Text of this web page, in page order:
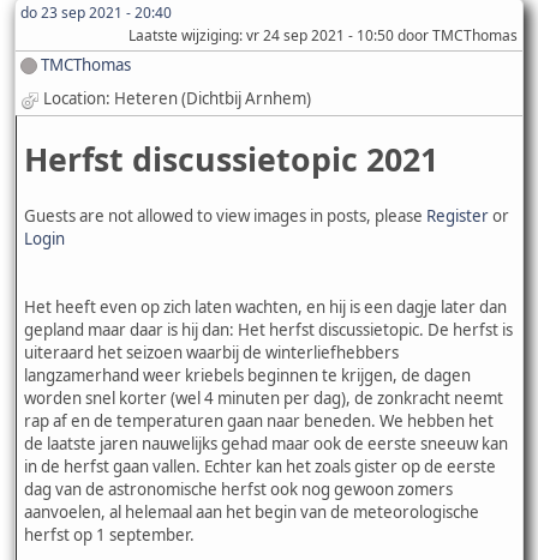
do 23 sep 2021 - 20:40
Laatste wijziging: vr 24 sep 2021 - 10:50 door TMCThomas
TMCThomas
Location: Heteren (Dichtbij Arnhem)
Herfst discussietopic 2021
Guests are not allowed to view images in posts, please Registeror
Login
Het heeft even op zich laten wachten, en hij is een dagje later dan
gepland maar daar is hij dan: Het herfst discussietopic. De herfst is
uiteraard het seizoen waarbij de winterliefhebbers
langzamerhand weer kriebels beginnen te krijgen, de dagen
worden snel korter (wel 4 minuten per dag), de zonkracht neemt
rap af en de temperaturen gaan naar beneden. We hebben het
de laatste jaren nauwelijks gehad maar ook de eerste sneeuw kan
in de herfst gaan vallen. Echter kan het zoals gister op de eerste
dag van de astronomische herfst ook nog gewoon zomers
aanvoelen, al helemaal aan het begin van de meteorologische
herfst op 1 september.